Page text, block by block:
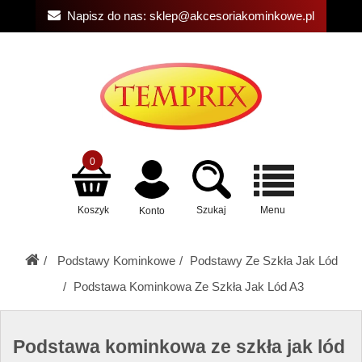
Napisz do nas: sklep@akcesoriakominkowe.pl
Koszyk
0
Konto Szukaj Menu
Podstawy Kominkowe
Podstawy Ze Szkła Jak Lód
Podstawa Kominkowa Ze Szkła Jak Lód A3
Podstawa kominkowa ze szkła jak lód